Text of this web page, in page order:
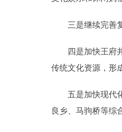
三是继续完善复
四是加快王府井
传统文化资源，形
五是加快现代化
良乡、马驹桥等综